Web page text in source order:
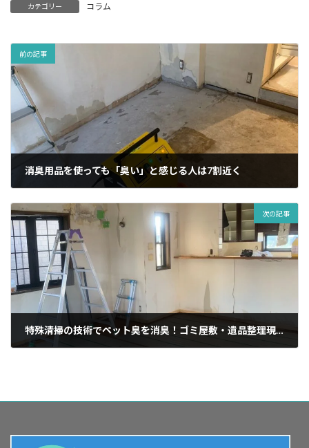
カテゴリー コラム
前の記事
消臭用品を使っても「臭い」と感じる人は7割近く
次の記事
特殊清掃の技術でペット臭を消臭！ゴミ屋敷・遺品整理現場のペット臭にも対応